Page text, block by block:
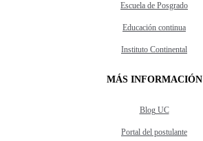
Escuela de Posgrado
Educación continua
Instituto Continental
MÁS INFORMACIÓN
Blog UC
Portal del postulante